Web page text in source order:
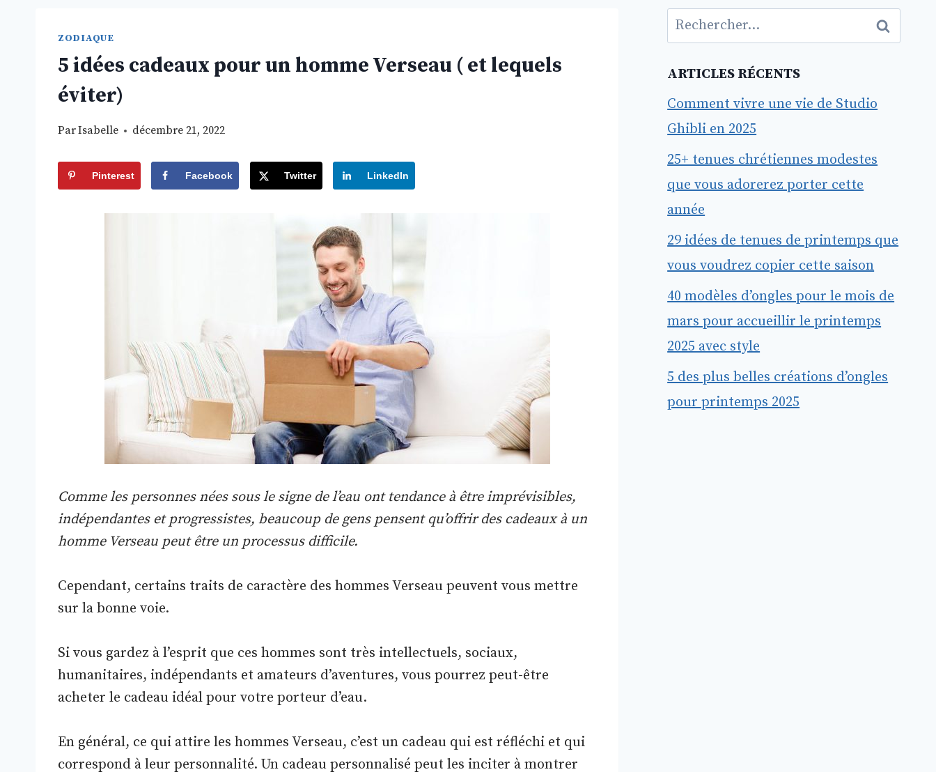
ZODIAQUE
5 idées cadeaux pour un homme Verseau ( et lequels
éviter)
ParIsabelle décembre 21, 2022
Pinterest Facebook Twitter LinkedIn
Comme les personnes nées sous le signe de l’eau ont tendance à être imprévisibles,
indépendantes et progressistes, beaucoup de gens pensent qu’offrir des cadeaux à un
homme Verseau peut être un processus difficile.
Cependant, certains traits de caractère des hommes Verseau peuvent vous mettre
sur la bonne voie.
Si vous gardez à l’esprit que ces hommes sont très intellectuels, sociaux,
humanitaires, indépendants et amateurs d’aventures, vous pourrez peut-être
acheter le cadeau idéal pour votre porteur d’eau.
En général, ce qui attire les hommes Verseau, c’est un cadeau qui est réfléchi et qui
correspond à leur personnalité. Un cadeau personnalisé peut les inciter à montrer
Rechercher :
ARTICLES RÉCENTS
Comment vivre une vie de Studio
Ghibli en 2025
25+ tenues chrétiennes modestes
que vous adorerez porter cette
année
29 idées de tenues de printemps que
vous voudrez copier cette saison
40 modèles d’ongles pour le mois de
mars pour accueillir le printemps
2025 avec style
5 des plus belles créations d’ongles
pour printemps 2025